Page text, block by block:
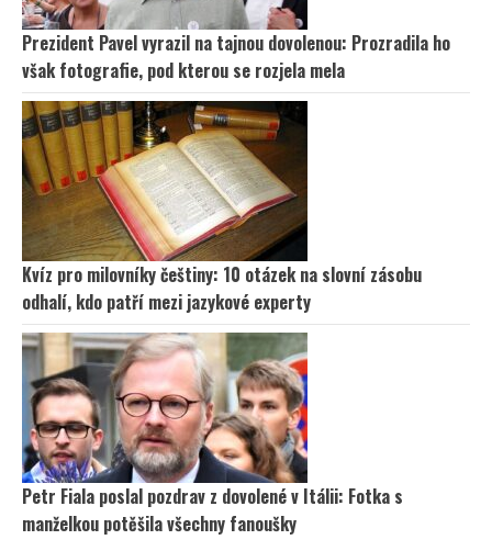
Prezident Pavel vyrazil na tajnou dovolenou: Prozradila ho
však fotografie, pod kterou se rozjela mela
Kvíz pro milovníky češtiny: 10 otázek na slovní zásobu
odhalí, kdo patří mezi jazykové experty
Petr Fiala poslal pozdrav z dovolené v Itálii: Fotka s
manželkou potěšila všechny fanoušky